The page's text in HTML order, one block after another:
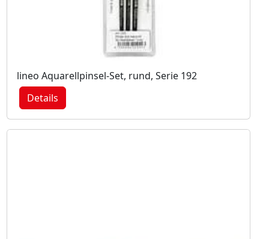
lineo Aquarellpinsel-Set, rund, Serie 192
Details